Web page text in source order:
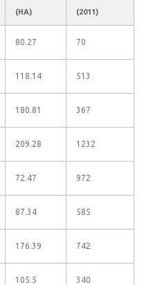
(HA)
(2011)
80.27 70
118.14 513
180.81 367
209.28 1232
72.47 972
87.34 585
176.39 742
105.5 340